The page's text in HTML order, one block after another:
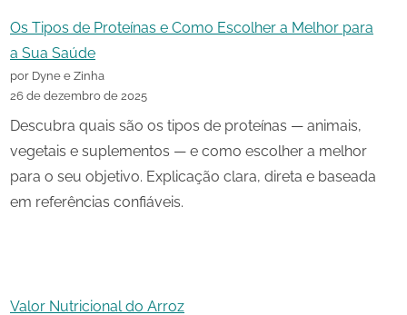
Os Tipos de Proteínas e Como Escolher a Melhor para
a Sua Saúde
por Dyne e Zinha
26 de dezembro de 2025
Descubra quais são os tipos de proteínas — animais,
vegetais e suplementos — e como escolher a melhor
para o seu objetivo. Explicação clara, direta e baseada
em referências confiáveis.
Valor Nutricional do Arroz